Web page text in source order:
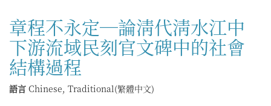
紀
愼
齋
諸
〈祈
雨
文〉
章程不永定—論淸代淸水江中
下游流域民刻官文碑中的社會
結構過程
語言 Chinese, Traditional(繁體中文)